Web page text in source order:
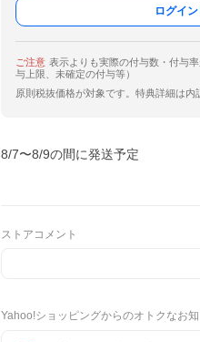
ログイ
ご注意 表示よりも実際の付与数・付与
与上限、未確定の付与等）
原則税抜価格が対象です。特典詳細は内
8/7〜8/9の間に発送予定
ストアコメント
Yahoo!ショッピングからのオトクなお